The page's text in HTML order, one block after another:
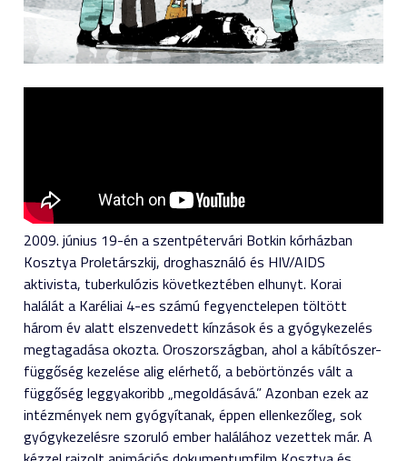
2009. június 19-én a szentpétervári Botkin kórházban
Kosztya Proletárszkij, droghasználó és HIV/AIDS
aktivista, tuberkulózis következtében elhunyt. Korai
halálát a Karéliai 4-es számú fegyenctelepen töltött
három év alatt elszenvedett kínzások és a gyógykezelés
megtagadása okozta. Oroszországban, ahol a kábítószer-
függőség kezelése alig elérhető, a bebörtönzés vált a
függőség leggyakoribb „megoldásává.” Azonban ezek az
intézmények nem gyógyítanak, éppen ellenkezőleg, sok
gyógykezelésre szoruló ember halálához vezettek már. A